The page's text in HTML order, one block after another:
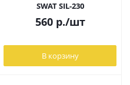
SWAT SIL-230
560р./шт
В корзину